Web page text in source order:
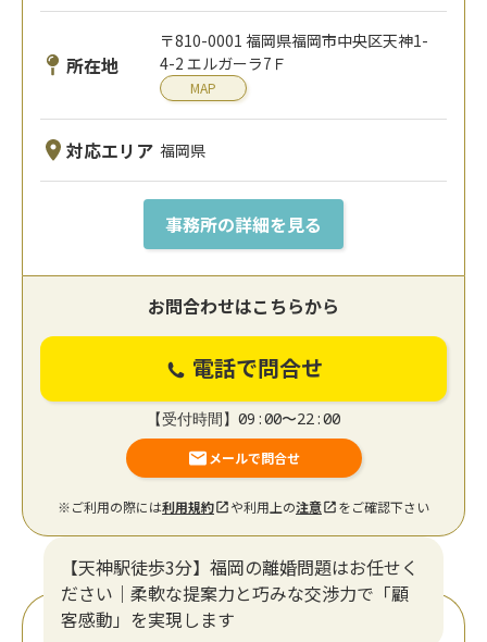
所在地
〒810-0001 福岡県福岡市中央区天神1-
4-2 エルガーラ7Ｆ
MAP
対応エリア 福岡県
事務所の詳細を見る
お問合わせはこちらから
電話で問合せ
【受付時間】09:00〜22:00
メールで問合せ
※ご利用の際には利用規約 や利用上の注意 をご確認下さい
【天神駅徒歩3分】福岡の離婚問題はお任せく
ださい｜柔軟な提案力と巧みな交渉力で「顧
客感動」を実現します